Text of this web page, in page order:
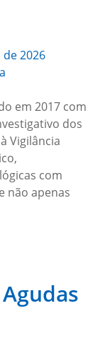
2026
em 2017 com
dos
Vigilância
com
não apenas